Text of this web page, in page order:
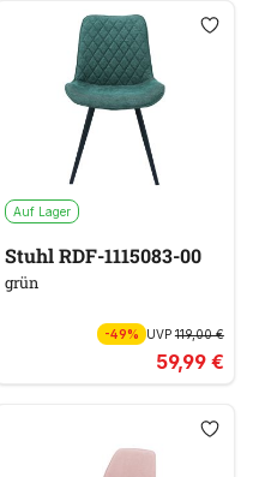
Auf Lager
Stuhl RDF-1115083-00
grün
-49% UVP119,00 €
59,99 €